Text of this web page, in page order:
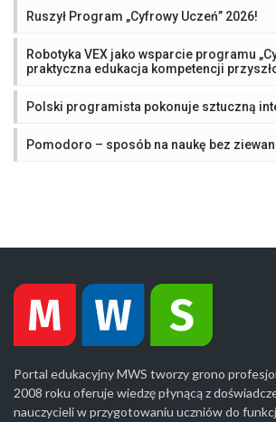
Ruszył Program „Cyfrowy Uczeń” 2026!
Robotyka VEX jako wsparcie programu
praktyczna edukacja kompetencji
Polski programista pokonuje sztuczną
Pomodoro – sposób na naukę bez
Portal edukacyjny MWS tworzy grono
2008 roku oferuje wiedzę płynącą z
nauczycieli w przygotowaniu uczniów do